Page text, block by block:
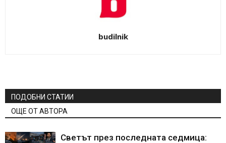
budilnik
ПОДОБНИ СТАТИИ
ОЩЕ ОТ АВТОРА
Светът през последната седмица: